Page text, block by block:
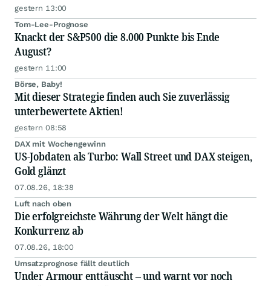
gestern 13:00
Tom-Lee-Prognose
Knackt der S&P500 die 8.000 Punkte bis Ende
August?
gestern 11:00
Börse, Baby!
Mit dieser Strategie finden auch Sie zuverlässig
unterbewertete Aktien!
gestern 08:58
DAX mit Wochengewinn
US-Jobdaten als Turbo: Wall Street und DAX steigen,
Gold glänzt
07.08.26, 18:38
Luft nach oben
Die erfolgreichste Währung der Welt hängt die
Konkurrenz ab
07.08.26, 18:00
Umsatzprognose fällt deutlich
Under Armour enttäuscht – und warnt vor noch